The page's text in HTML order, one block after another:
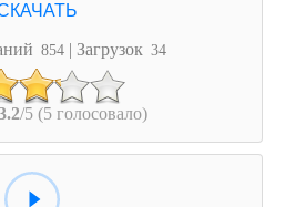
854 | Загрузок 34
/5 (5 голосовало)